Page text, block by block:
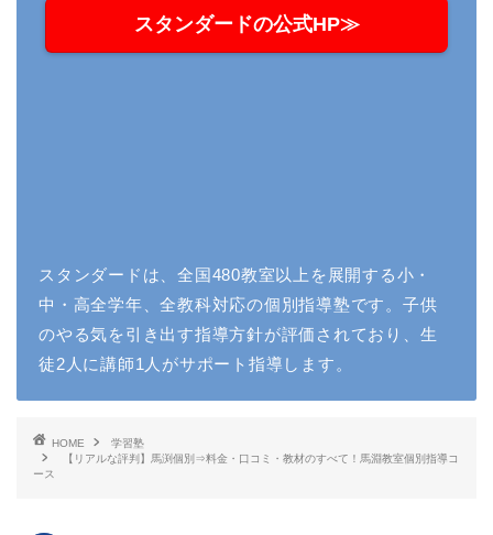
スタンダードの公式HP≫
スタンダードは、全国480教室以上を展開する小・
中・高全学年、全教科対応の個別指導塾です。子供
のやる気を引き出す指導方針が評価されており、生
徒2人に講師1人がサポート指導します。
HOME
学習塾
【リアルな評判】馬渕個別⇒料金・口コミ・教材のすべて！馬淵教室個別指導コ
ース